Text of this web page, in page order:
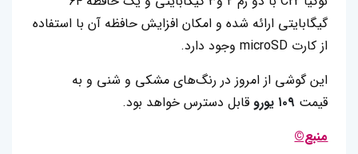
گیگابایتی ارائه شده و امکان افزایش حافظه آن با استفاده
از کارت microSD وجود دارد.
این گوشی از امروز در رنگ‌های مشکی و شنی و به
قیمت ۱۰۹ یورو
قابل دسترس خواهد بود.
منبع©